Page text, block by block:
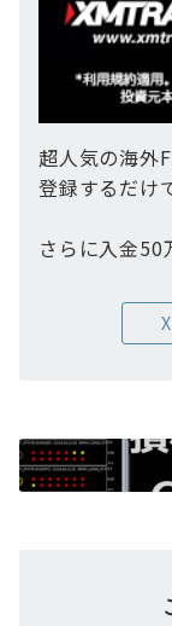
超人気の海外
登録するだけ
さらに入金50